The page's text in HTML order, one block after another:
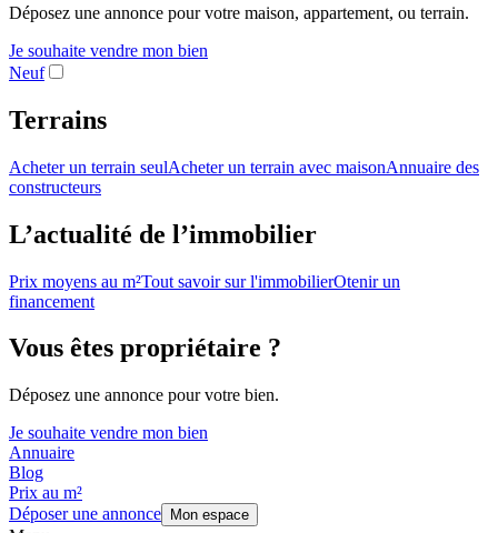
Déposez une annonce pour votre maison, appartement, ou terrain.
Je souhaite vendre mon bien
Neuf
Terrains
Acheter un terrain seulAcheter un terrain avec maisonAnnuaire des
constructeurs
L’actualité de l’immobilier
Prix moyens au m²Tout savoir sur l'immobilierOtenir un
financement
Vous êtes propriétaire ?
Déposez une annonce pour votre bien.
Je souhaite vendre mon bien
Annuaire
Blog
Prix au m²
Déposer une annonce
Mon espace